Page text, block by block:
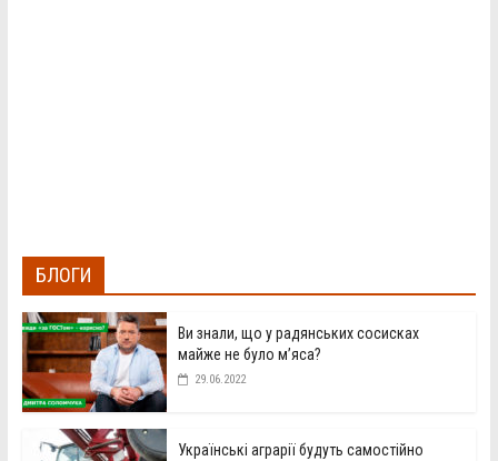
БЛОГИ
Ви знали, що у радянських сосисках
майже не було м’яса?
29.06.2022
Українські аграрії будуть самостійно